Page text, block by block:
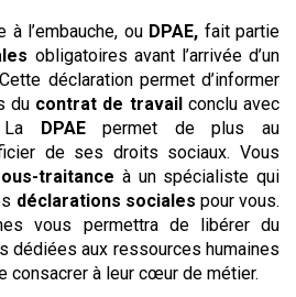
à l’embauche, ou DPAE, fait partie
obligatoires avant l’arrivée d’un
déclaration permet d’informer
du contrat de travail conclu avec
La
DPAEpermet de plus au
de ses droits sociaux. Vous
traitance à un spécialiste qui
déclarations sociales pour vous.
vous permettra de libérer du
dédiées aux ressources humaines
consacrer à leur cœur de métier.